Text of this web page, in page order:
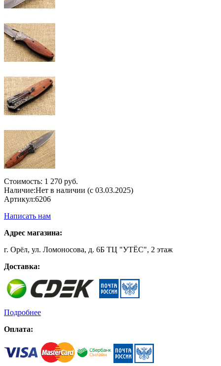
Стоимость: 1 270 руб.
Наличие:Нет в наличии (с 03.03.2025)
Артикул:6206
Написать нам
Адрес магазина:
г. Орёл, ул. Ломоносова, д. 6Б ТЦ "УТЁС", 2 этаж
Доставка:
Подробнее
Оплата: